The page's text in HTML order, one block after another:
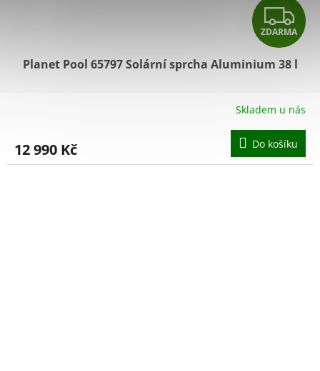
Z
D
A
R
M
A
ZDARMA
Planet Pool 65797 Solární sprcha Aluminium 38 l
Skladem u nás
12 990 Kč Do košíku